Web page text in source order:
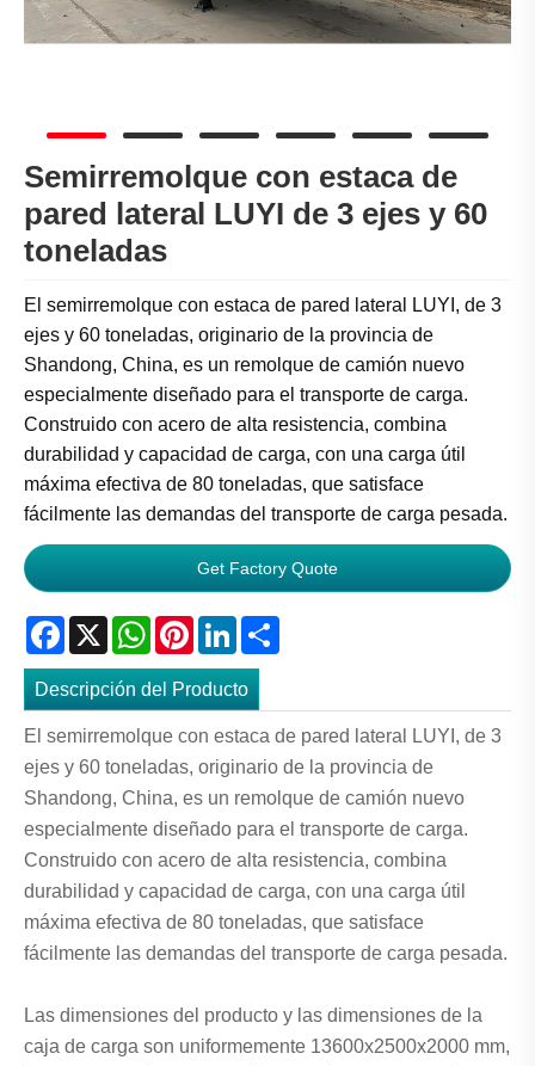
Semirremolque con estaca de
pared lateral LUYI de 3 ejes y 60
toneladas
El semirremolque con estaca de pared lateral LUYI, de 3
ejes y 60 toneladas, originario de la provincia de
Shandong, China, es un remolque de camión nuevo
especialmente diseñado para el transporte de carga.
Construido con acero de alta resistencia, combina
durabilidad y capacidad de carga, con una carga útil
máxima efectiva de 80 toneladas, que satisface
fácilmente las demandas del transporte de carga pesada.
Get Factory Quote
Facebook
X WhatsApp
PinterestLinkedIn
Descripción del Producto
El semirremolque con estaca de pared lateral LUYI, de 3
ejes y 60 toneladas, originario de la provincia de
Shandong, China, es un remolque de camión nuevo
especialmente diseñado para el transporte de carga.
Construido con acero de alta resistencia, combina
durabilidad y capacidad de carga, con una carga útil
máxima efectiva de 80 toneladas, que satisface
fácilmente las demandas del transporte de carga pesada.
Las dimensiones del producto y las dimensiones de la
caja de carga son uniformemente 13600x2500x2000 mm,